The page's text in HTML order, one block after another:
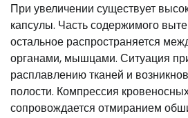
При увеличении существует
капсулы. Часть содержимого
остальное распространяется
органами, мышцами. Ситуация
расплавлению тканей и
полости. Компрессия
сопровождается отмиранием